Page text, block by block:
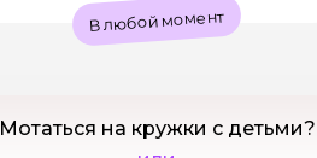
В любой момент
Мотаться на кружки с детьми?